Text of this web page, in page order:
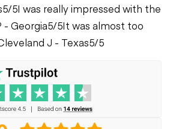
5/5I was really impressed with the
- Georgia5/5It was almost too
J - Texas5/5